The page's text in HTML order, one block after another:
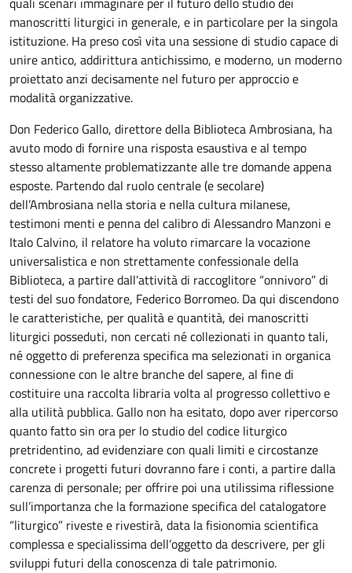
manoscritti liturgici in generale, e in particolare per la singola
istituzione. Ha preso così vita una sessione di studio capace di
unire antico, addirittura antichissimo, e moderno, un moderno
proiettato anzi decisamente nel futuro per approccio e
modalità organizzative.
Don Federico Gallo, direttore della Biblioteca Ambrosiana, ha
avuto modo di fornire una risposta esaustiva e al tempo
stesso altamente problematizzante alle tre domande appena
esposte. Partendo dal ruolo centrale (e secolare)
dell’Ambrosiana nella storia e nella cultura milanese,
testimoni menti e penna del calibro di Alessandro Manzoni e
Italo Calvino, il relatore ha voluto rimarcare la vocazione
universalistica e non strettamente confessionale della
Biblioteca, a partire dall’attività di raccoglitore “onnivoro” di
testi del suo fondatore, Federico Borromeo. Da qui discendono
le caratteristiche, per qualità e quantità, dei manoscritti
liturgici posseduti, non cercati né collezionati in quanto tali,
né oggetto di preferenza specifica ma selezionati in organica
connessione con le altre branche del sapere, al fine di
costituire una raccolta libraria volta al progresso collettivo e
alla utilità pubblica. Gallo non ha esitato, dopo aver ripercorso
quanto fatto sin ora per lo studio del codice liturgico
pretridentino, ad evidenziare con quali limiti e circostanze
concrete i progetti futuri dovranno fare i conti, a partire dalla
carenza di personale; per offrire poi una utilissima riflessione
sull’importanza che la formazione specifica del catalogatore
“liturgico” riveste e rivestirà, data la fisionomia scientifica
complessa e specialissima dell’oggetto da descrivere, per gli
sviluppi futuri della conoscenza di tale patrimonio.